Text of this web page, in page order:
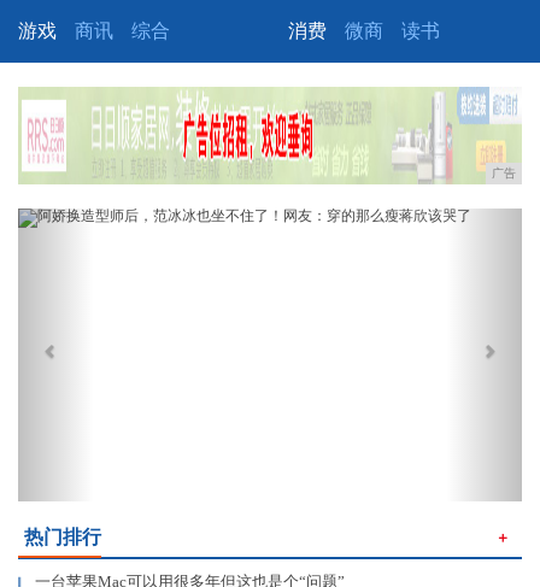
游戏 商讯 综合 消费 微商 读书
广告
Previous
热门排行 ＋
一台苹果Mac可以用很多年但这也是个“问题”